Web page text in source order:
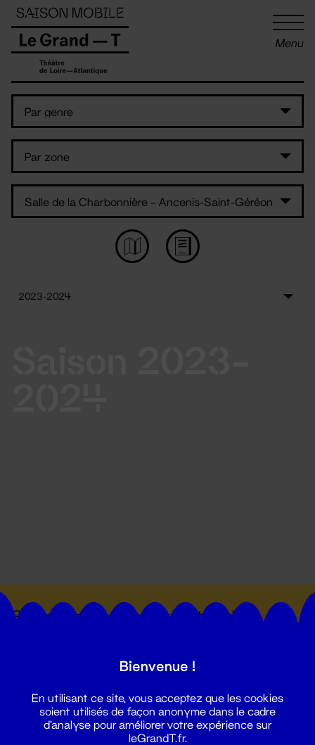
Menu
Suivez toutes les actualités du
Panneau de gestion des cookies
Bienvenue !
En utilisant ce site, vous acceptez que les cookies
soient utilisés de façon anonyme dans le cadre
d'analyse pour améliorer votre expérience sur
leGrandT.fr.